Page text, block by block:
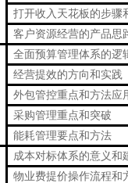
打开收入天花板的步骤
客户资源经营的产品思
全面预算管理体系的逻
经营提效的方向和实践
外包管控重点和方法应
采购管理重点和突破
能耗管理要点和方法
成本对标体系的意义和
物业费提价操作流程和